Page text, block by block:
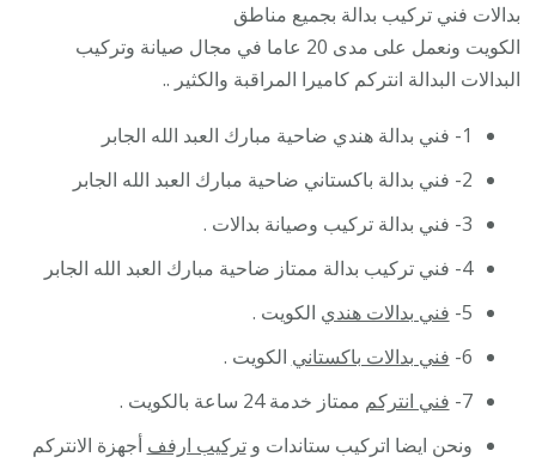
بدالات فني تركيب بدالة بجميع مناطق
الكويت ونعمل على مدى 20 عاما في مجال صيانة وتركيب
البدالات البدالة انتركم كاميرا المراقبة والكثير ..
1- فني بدالة هندي ضاحية مبارك العبد الله الجابر
2- فني بدالة باكستاني ضاحية مبارك العبد الله الجابر
3- فني بدالة تركيب وصيانة بدالات .
4- فني تركيب بدالة ممتاز ضاحية مبارك العبد الله الجابر
5- فني بدالات هندي الكويت .
6- فني بدالات باكستاني الكويت .
7- فني انتركم ممتاز خدمة 24 ساعة بالكويت .
ونحن ايضا اتركيب ستاندات وتركيب ارفف أجهزة الانتركم